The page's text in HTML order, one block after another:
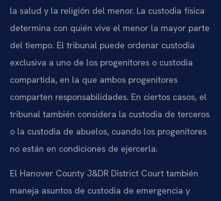
la salud y la religión del menor. La custodia física
determina con quién vive el menor la mayor parte
del tiempo. El tribunal puede ordenar custodia
exclusiva a uno de los progenitores o custodia
compartida, en la que ambos progenitores
comparten responsabilidades. En ciertos casos, el
tribunal también considera la custodia de terceros
o la custodia de abuelos, cuando los progenitores
no están en condiciones de ejercerla.
El Hanover County J&DR District Court también
maneja asuntos de custodia de emergencia y